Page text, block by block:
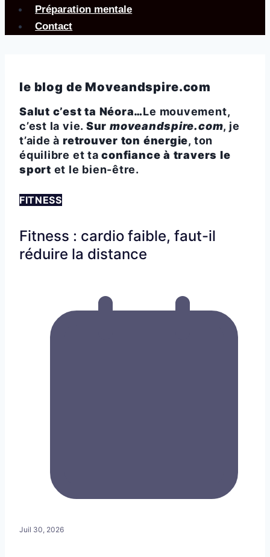
Préparation mentale
Contact
le blog de Moveandspire.com
Salut c’est ta Néora…Le mouvement,
c’est la vie. Sur moveandspire.com, je
t’aide à retrouver ton énergie, ton
équilibre et taconfiance à travers le
sport et le bien-être.
FITNESS
Fitness : cardio faible, faut-il
réduire la distance
Juil 30, 2026